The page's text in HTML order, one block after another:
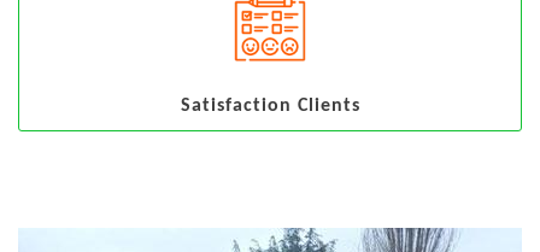
Satisfaction Clients